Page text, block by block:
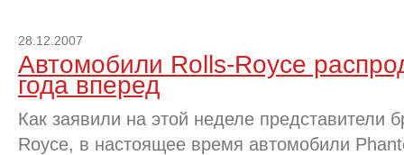
28.12.2007
Автомобили Rolls-Royce
года вперед
Как заявили на этой неделе представители
Royce, в настоящее время автомобили